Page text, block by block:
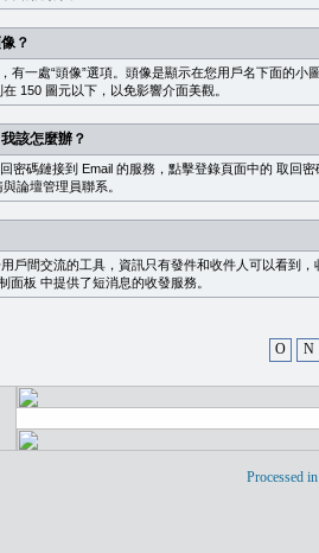
？
有一處“頭像”選項。頭像是顯示在您用戶名下面的
150 圖元以下，以免影響介面美觀。
該怎麼辦？
密碼鏈接到 Email 的服務，點擊登錄頁面中的 取回密
論壇管理員聯系。
戶間交流的工具，資訊只有發件和收件人可以看到
面板 中提供了短消息的收發服務。
O N
Processed